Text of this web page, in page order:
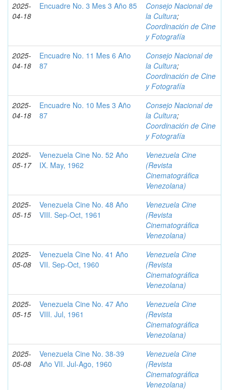
2025-
04-18
Encuadre No. 3 Mes 3 Año 85
Consejo Nacional de
la Cultura;
Coordinación de Cine
y Fotografía
2025-
04-18
Encuadre No. 11 Mes 6 Año
87
Consejo Nacional de
la Cultura;
Coordinación de Cine
y Fotografía
2025-
04-18
Encuadre No. 10 Mes 3 Año
87
Consejo Nacional de
la Cultura;
Coordinación de Cine
y Fotografía
2025-
05-17
Venezuela Cine No. 52 Año
IX. May, 1962
Venezuela Cine
(Revista
Cinematográfica
Venezolana)
2025-
05-15
Venezuela Cine No. 48 Año
VIII. Sep-Oct, 1961
Venezuela Cine
(Revista
Cinematográfica
Venezolana)
2025-
05-08
Venezuela Cine No. 41 Año
VII. Sep-Oct, 1960
Venezuela Cine
(Revista
Cinematográfica
Venezolana)
2025-
05-15
Venezuela Cine No. 47 Año
VIII. Jul, 1961
Venezuela Cine
(Revista
Cinematográfica
Venezolana)
2025-
05-08
Venezuela Cine No. 38-39
Año VII. Jul-Ago, 1960
Venezuela Cine
(Revista
Cinematográfica
Venezolana)